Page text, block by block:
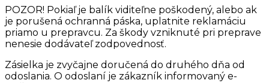
POZOR! Pokiaľ je balík viditeľne poškodený, alebo ak
je porušená ochranná páska, uplatnite reklamáciu
priamo u prepravcu. Za škody vzniknuté pri preprave
nenesie dodávateľ zodpovednosť.
Zásielka je zvyčajne doručená do druhého dňa od
odoslania. O odoslaní je zákazník informovaný e-